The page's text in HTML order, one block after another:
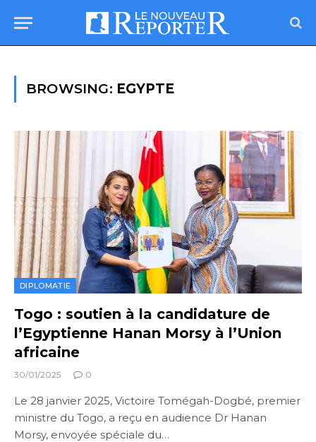
BROWSING: EGYPTE
DIPLOMATIE
Togo : soutien à la candidature de
l’Egyptienne Hanan Morsy à l’Union
africaine
30/01/2025 0
Le 28 janvier 2025, Victoire Tomégah-Dogbé, premier
ministre du Togo, a reçu en audience Dr Hanan
Morsy, envoyée spéciale du…